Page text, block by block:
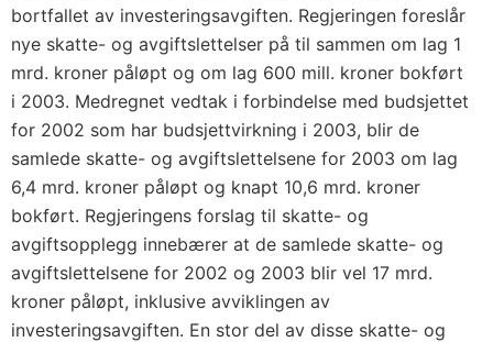
bortfallet av investeringsavgiften. Regjeringen foreslår
nye skatte- og avgiftslettelser på til sammen om lag 1
mrd. kroner påløpt og om lag 600 mill. kroner bokført
i 2003. Medregnet vedtak i forbindelse med budsjettet
for 2002 som har budsjettvirkning i 2003, blir de
samlede skatte- og avgiftslettelsene for 2003 om lag
6,4 mrd. kroner påløpt og knapt 10,6 mrd. kroner
bokført. Regjeringens forslag til skatte- og
avgiftsopplegg innebærer at de samlede skatte- og
avgiftslettelsene for 2002 og 2003 blir vel 17 mrd.
kroner påløpt, inklusive avviklingen av
investeringsavgiften. En stor del av disse skatte- og